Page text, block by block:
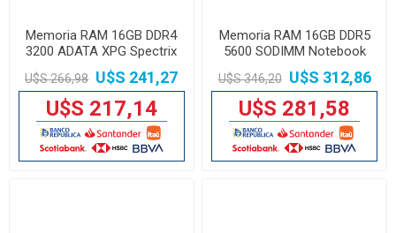
Memoria RAM 16GB DDR4
3200 ADATA XPG Spectrix
D35G Black RGB
U$S 266,98 U$S 241,27
U$S 217,14
Memoria RAM 16GB DDR5
5600 SODIMM Notebook
ADATA Premier
U$S 346,20 U$S 312,86
U$S 281,58